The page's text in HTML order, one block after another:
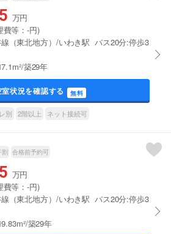
万円
費等：-円)
（東北地方）/いわき駅 バス20分:停歩3
築29年
室状況を確認する 無料
別 2階以上 ネット接続可
割 合格前予約可
万円
費等：-円)
（東北地方）/いわき駅 バス20分:停歩3
築29年